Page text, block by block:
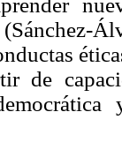
(Sánchez-
de